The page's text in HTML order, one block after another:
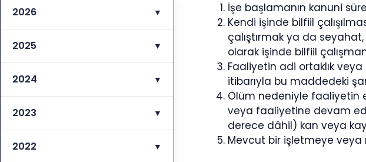
İşe başlamanın kanuni
Kendi işinde bilfiil
çalıştırmak ya da
olarak işinde bilfiil
Faaliyetin adi ortaklık
itibarıyla bu maddedeki
Ölüm nedeniyle faaliyetin
veya faaliyetine devam
derece dâhil) kan veya
Mevcut bir işletmeye
2026 ▼
2025 ▼
2024 ▼
2023 ▼
2022 ▼